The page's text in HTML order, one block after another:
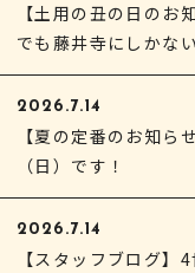
【土用の丑の日のお
でも藤井寺にしかな
2026.7.14
【夏の定番のお知ら
（日）です！
2026.7.14
【スタッフブログ】